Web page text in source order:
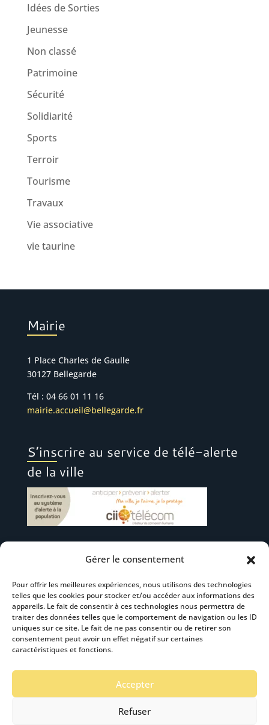
Gérer le consentement
Pour offrir les meilleures expériences, nous utilisons des technologies
telles que les cookies pour stocker et/ou accéder aux informations des
appareils. Le fait de consentir à ces technologies nous permettra de
traiter des données telles que le comportement de navigation ou les ID
uniques sur ce site. Le fait de ne pas consentir ou de retirer son
consentement peut avoir un effet négatif sur certaines
caractéristiques et fonctions.
Accepter
Refuser
Idées de Sorties
Jeunesse
Non classé
Patrimoine
Sécurité
Solidiarité
Sports
Terroir
Tourisme
Travaux
Vie associative
vie taurine
Mairie
1 Place Charles de Gaulle
30127 Bellegarde
Tél : 04 66 01 11 16
mairie.accueil@bellegarde.fr
S’inscrire au service de télé-alerte
de la ville
Suivez-nous
S’abonner à la newsletter